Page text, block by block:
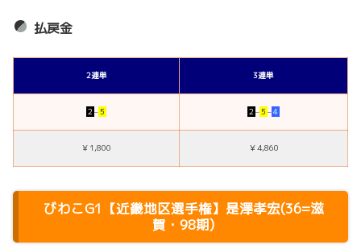
払戻金
2連単 3連単
２ – ５ ２ – ５ –４
￥1,800 ￥4,860
びわこG1【近畿地区選手権】是澤孝宏(36=滋
賀・98期)